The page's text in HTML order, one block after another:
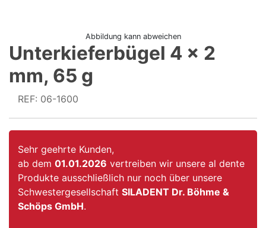
Abbildung kann abweichen
Unterkieferbügel 4 x 2
mm, 65 g
REF: 06-1600
Sehr geehrte Kunden,
ab dem 01.01.2026 vertreiben wir unsere al dente
Produkte ausschließlich nur noch über unsere
Schwestergesellschaft SILADENT Dr. Böhme &
Schöps GmbH.